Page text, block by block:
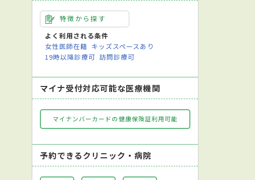
特徴から探す
よく利用される条件
女性医師在籍 キッズスペースあり
19時以降診療可 訪問診療可
マイナ受付対応可能な医療機関
マイナンバーカードの健康保険証利用可能
予約できるクリニック・病院